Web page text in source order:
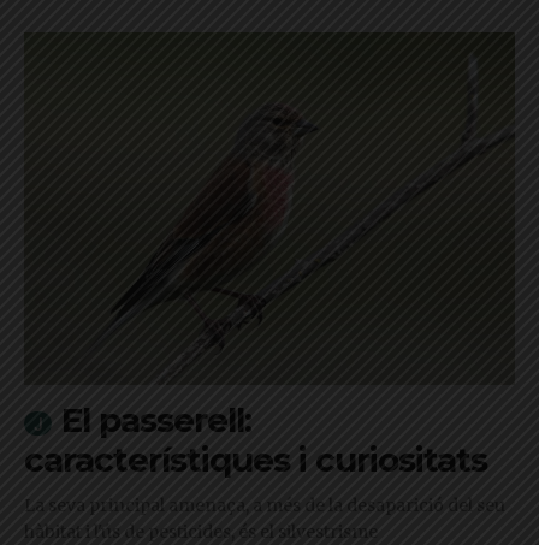
El passerell:
característiques i curiositats
La seva principal amenaça, a més de la desaparició del seu
hàbitat i l'ús de pesticides, és el silvestrisme